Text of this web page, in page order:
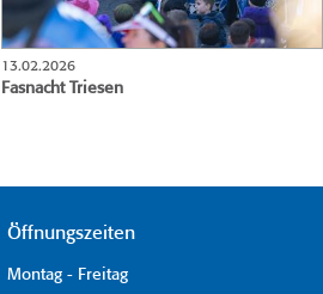
13.02.2026
Fasnacht Triesen
Öffnungszeiten
Montag - Freitag